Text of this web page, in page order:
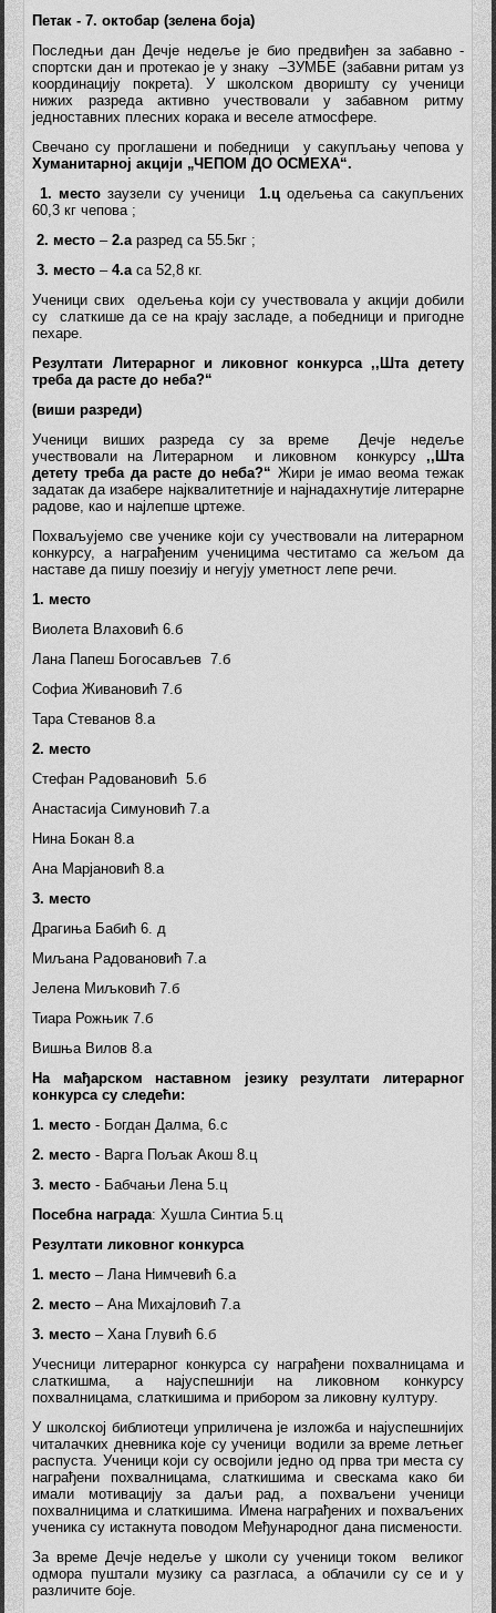
Петак - 7. октобар (зелена боја)
Последњи дан Дечје недеље је био предвиђен за забавно -
спортски дан и протекао је у знаку –ЗУМБЕ (забавни ритам уз
координацију покрета). У школском дворишту су ученици
нижих разреда активно учествовали у забавном ритму
једноставних плесних корака и веселе атмосфере.
Свечано су проглашени и победници у сакупљању чепова у
Хуманитарној акцији „ЧЕПОМ ДО ОСМЕХА“.
1. место заузели су ученици 1.цодељења са сакупљених
60,3 кг чепова ;
2. место –2.аразред са 55.5кг ;
3. место –4.а са 52,8 кг.
Ученици свих одељења који су учествовала у акцији добили
су слаткише да се на крају засладе, а победници и пригодне
пехаре.
Резултати Литерарног и ликовногконкурса ,,Шта детету
треба да расте до неба?“
(виши разреди)
Ученици виших разреда су за време Дечје недеље
учествовали на Литерарном и ликовном конкурсу ,,Шта
детету треба да расте до неба?“ Жири је имао веома тежак
задатак да изабере најквалитетније и најнадахнутије литерарне
радове, као и најлепше цртеже.
Похваљујемо све ученике који су учествовали на литерарном
конкурсу, а награђеним ученицима честитамо са жељом да
наставе да пишу поезију и негују уметност лепе речи.
1. место
Виолета Влаховић 6.б
Лана Папеш Богосављев 7.б
Софиа Живановић 7.б
Тара Стеванов 8.а
2. место
Стефан Радовановић 5.б
Анастасија Симуновић 7.а
Нина Бокан 8.а
Ана Марјановић 8.а
3. место
Драгиња Бабић 6. д
Миљана Радовановић 7.а
Јелена Миљковић 7.б
Тиара Рожњик 7.б
Вишња Вилов 8.а
На мађарском наставном језику резултати литерарног
конкурса су следећи:
1.место - Богдан Далма, 6.c
2. место - Варга Пољак Акош 8.ц
3. место - Бабчањи Лена 5.ц
Посебна награда: Хушла Синтиа 5.ц
Резултати ликовног конкурса
1. место – Лана Нимчевић 6.а
2. место – Ана Михајловић 7.а
3. место – Хана Глувић 6.б
Учесници литерарног конкурса су награђени похвалницама и
слаткишма, а најуспешнији на ликовном конкурсу
похвалницама, слаткишима и прибором за ликовну културу.
У школској библиотеци уприличена је изложба и најуспешнијих
читалачких дневника које су ученици водили за време летњег
распуста. Ученици који су освојили једно од прва три места су
награђени похвалницама, слаткишима и свескама како би
имали мотивацију за даљи рад, а похваљени ученици
похвалницима и слаткишима. Имена награђених и похваљених
ученика су истакнута поводом Међународног дана писмености.
За време Дечје недеље у школи су ученици током великог
одмора пуштали музику са разгласа, а облачили су се и у
различите боје.